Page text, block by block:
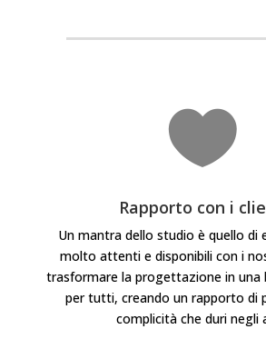

Rapporto con i
Un mantra dello studio è quello di
molto attenti e disponibili con i
trasformare la progettazione in una
per tutti, creando un rapporto di
complicità che duri negli